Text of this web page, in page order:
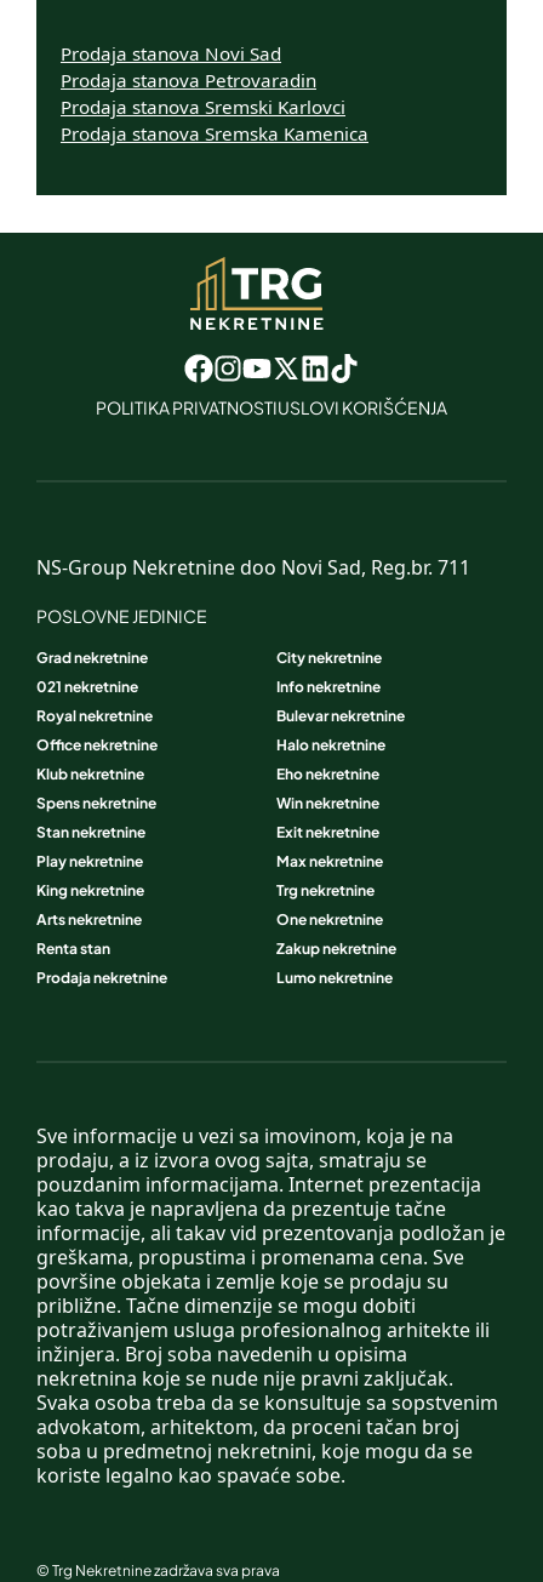
Prodaja stanova Novi Sad
Prodaja stanova Petrovaradin
Prodaja stanova Sremski Karlovci
Prodaja stanova Sremska Kamenica
POLITIKA PRIVATNOSTIUSLOVI KORIŠĆENJA
Sve informacije u vezi sa imovinom, koja je na
prodaju, a iz izvora ovog sajta, smatraju se
pouzdanim informacijama. Internet prezentacija
kao takva je napravljena da prezentuje tačne
informacije, ali takav vid prezentovanja podložan je
greškama, propustima i promenama cena. Sve
površine objekata i zemlje koje se prodaju su
približne. Tačne dimenzije se mogu dobiti
potraživanjem usluga profesionalnog arhitekte ili
inžinjera. Broj soba navedenih u opisima
nekretnina koje se nude nije pravni zaključak.
Svaka osoba treba da se konsultuje sa sopstvenim
advokatom, arhitektom, da proceni tačan broj
soba u predmetnoj nekretnini, koje mogu da se
koriste legalno kao spavaće sobe.
NS-Group Nekretnine doo Novi Sad, Reg.br. 711
POSLOVNE JEDINICE
Grad nekretnine
City nekretnine
021 nekretnine
Info nekretnine
Royal nekretnine
Bulevar nekretnine
Office nekretnine
Halo nekretnine
Klub nekretnine
Eho nekretnine
Spens nekretnine
Win nekretnine
Stan nekretnine
Exit nekretnine
Play nekretnine
Max nekretnine
King nekretnine
Trg nekretnine
Arts nekretnine
One nekretnine
Renta stan
Zakup nekretnine
Prodaja nekretnine
Lumo nekretnine
© Trg Nekretninezadržava sva prava